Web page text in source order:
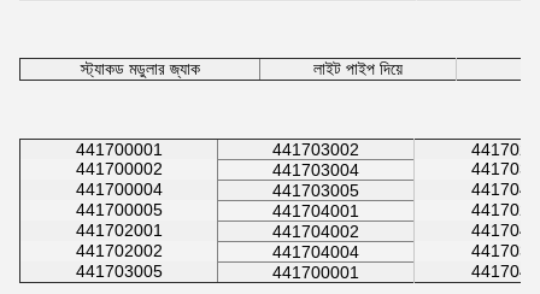
স্ট্যাকড মডুলার জ্যাক লাইট পাইপ দিয়ে
441700001 441703002
441700002
441703004
441700004
441703005
441700005
441704001
441702001
441704002
441702002
441704004
441703005
441700001